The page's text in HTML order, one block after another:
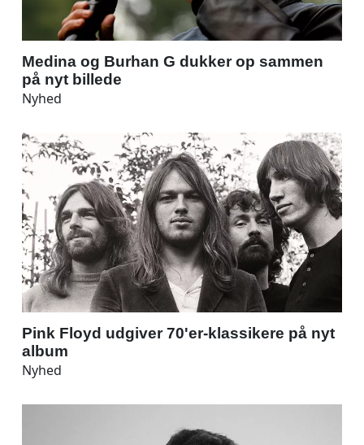
Medina og Burhan G dukker op sammen
på nyt billede
Nyhed
Pink Floyd udgiver 70'er-klassikere på nyt
album
Nyhed